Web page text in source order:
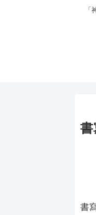
書
書